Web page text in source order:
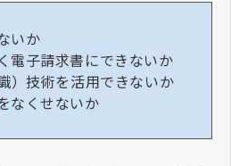
いか
電子請求書にできないか
）技術を活用できないか
なくせないか